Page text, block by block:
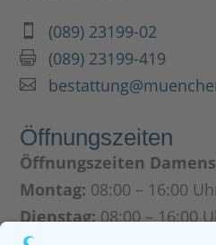
 (089) 23199-02
 (089) 23199-419

Öffnungszeiten
Öffnungszeiten
Montag: 08:00 – 16:00
Dienstag:08:00 – 16:00